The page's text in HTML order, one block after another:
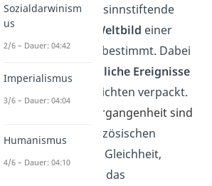
EinNarrativist eine sinnstiftende
Erzählung, die das
Weltbild einer
Gruppe oder Kultur bestimmt. Dabei
werden gesellschaftliche Ereignisse
in Geschichten verpackt.
Beispiele aus der Vergangenheit sind
das Leitbild der
Französischen
Revolution „Freiheit, Gleichheit,
Brüderlichkeit“ oder das
Sozialdarwinism
us
2/6 – Dauer: 04:42
Imperialismus
3/6 – Dauer: 04:04
Humanismus
4/6 – Dauer: 04:10